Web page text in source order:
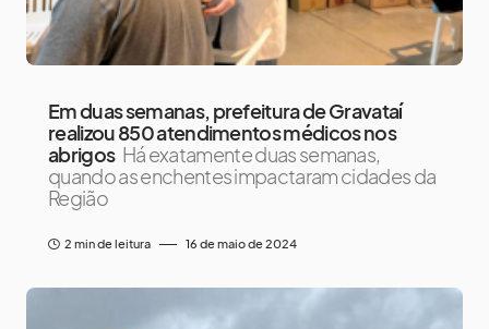
Em duas semanas, prefeitura de Gravataí
realizou 850 atendimentos médicos nos
abrigos Há exatamente duas semanas,
quando as enchentes impactaram cidades da
Região
2 min de leitura 16 de maio de 2024